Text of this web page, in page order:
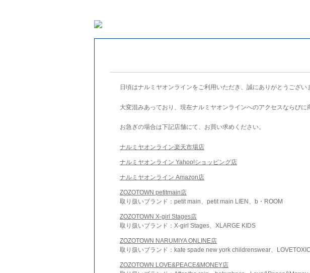
日頃はナルミヤオンラインをご利用いただき、誠にありがとうござい
大変混みあっており、現在ナルミヤオンラインへのアクセスならびに
お急ぎの場合は下記店舗にて、お買い求めください。
ナルミヤオンライン楽天市場店
ナルミヤオンライン Yahoo!ショッピング店
ナルミヤオンライン Amazon店
ZOZOTOWN petitmain店
取り扱いブランド：petit main、petit main LIEN、b・ROOM
ZOZOTOWN X-girl Stages店
取り扱いブランド：X-girl Stages、XLARGE KIDS
ZOZOTOWN NARUMIYA ONLINE店
取り扱いブランド：kate spade new york childrenswear、
ZOZOTOWN LOVE&PEACE&MONEY店